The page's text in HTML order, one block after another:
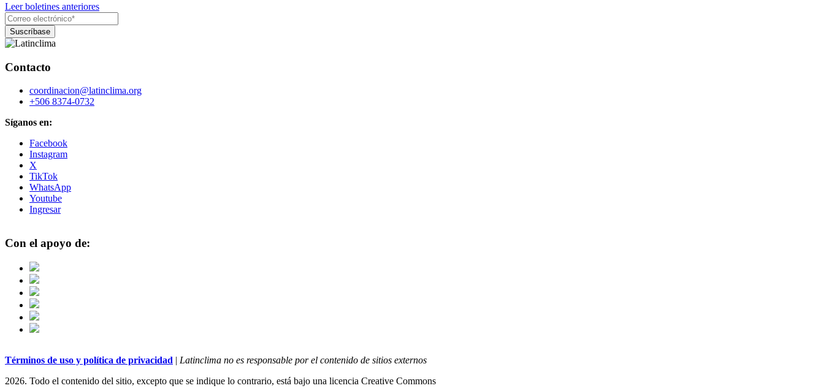
Leer boletines anteriores
Contacto
coordinacion@latinclima.org
+506 8374-0732
Síganos en:
Facebook
Instagram
X
TikTok
WhatsApp
Youtube
Ingresar
Con el apoyo de:
Términos de uso y política de privacidad | Latinclima no es responsable por el contenido de sitios externos
2026. Todo el contenido del sitio, excepto que se indique lo contrario, está bajo una licencia Creative Commons